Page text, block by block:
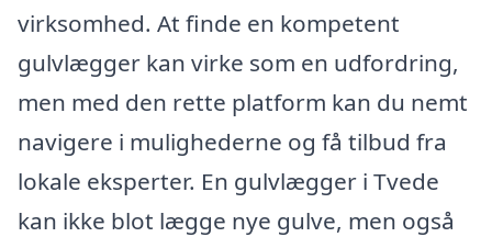
virksomhed. At finde en kompetent
gulvlægger kan virke som en udfordring,
men med den rette platform kan du nemt
navigere i mulighederne og få tilbud fra
lokale eksperter. En gulvlægger i Tvede
kan ikke blot lægge nye gulve, men også